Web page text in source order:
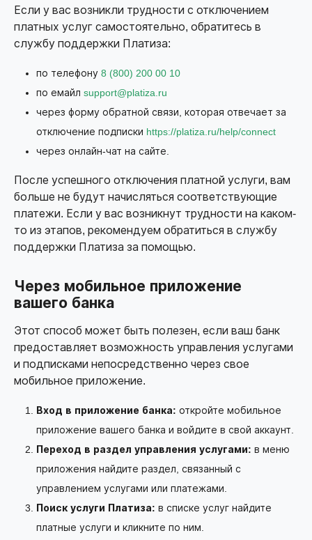
Если у вас возникли трудности с отключением
платных услуг самостоятельно, обратитесь в
службу поддержки Платиза:
по телефону 8 (800) 200 00 10
по емайл support@platiza.ru
через форму обратной связи, которая отвечает за
отключение подписки https://platiza.ru/help/connect
через онлайн-чат на сайте.
После успешного отключения платной услуги, вам
больше не будут начисляться соответствующие
платежи. Если у вас возникнут трудности на каком-
то из этапов, рекомендуем обратиться в службу
поддержки Платиза за помощью.
Через мобильное приложение
вашего банка
Этот способ может быть полезен, если ваш банк
предоставляет возможность управления услугами
и подписками непосредственно через свое
мобильное приложение.
Вход в приложение банка: откройте мобильное
приложение вашего банка и войдите в свой аккаунт.
Переход в раздел управления услугами: в меню
приложения найдите раздел, связанный с
управлением услугами или платежами.
Поиск услуги Платиза: в списке услуг найдите
платные услуги и кликните по ним.